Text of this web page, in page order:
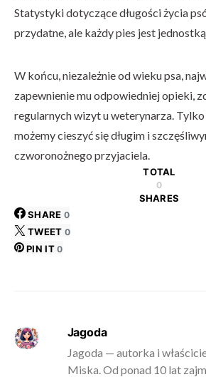
Statystyki dotyczące długości życia
przydatne, ale każdy pies jest
W końcu, niezależnie od wieku psa,
zapewnienie mu odpowiedniej opieki,
regularnych wizyt u weterynarza.
możemy cieszyć się długim i
czworonożnego przyjaciela.
TOTAL
0
SHARES
SHARE 0
TWEET 0
PIN IT 0
Jagoda
Jagoda — autorka i
Miska. Od ponad 10 lat